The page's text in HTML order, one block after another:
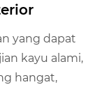
yang dapat
kayu alami,
hangat,